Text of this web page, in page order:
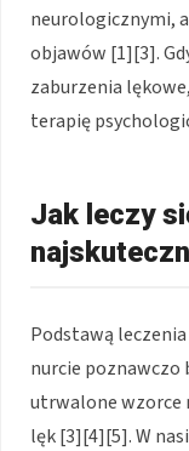
neurologicznymi,
objawów [1][3].
zaburzenia
terapię
Jak leczy
Podstawą
nurcie
utrwalone wzorce
lęk [3][4][5]. W